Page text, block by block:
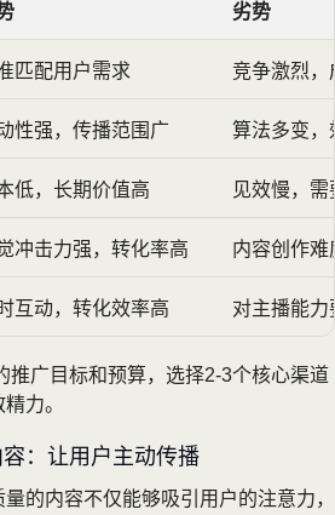
劣势
匹配用户需求 竞争激烈，
性强，传播范围广 算法多变，
低，长期价值高 见效慢，
冲击力强，转化率高 内容创作难
互动，转化效率高 对主播能力
推广目标和预算，选择2-3个核心渠道
力。
：让用户主动传播
的内容不仅能够吸引用户的注意力，